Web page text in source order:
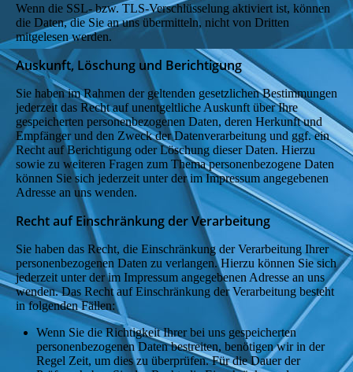
Wenn die SSL- bzw. TLS-Verschlüsselung aktiviert ist, können
die Daten, die Sie an uns übermitteln, nicht von Dritten
mitgelesen werden.
Auskunft, Löschung und Berichtigung
Sie haben im Rahmen der geltenden gesetzlichen Bestimmungen
jederzeit das Recht auf unentgeltliche Auskunft über Ihre
gespeicherten personenbezogenen Daten, deren Herkunft und
Empfänger und den Zweck der Datenverarbeitung und ggf. ein
Recht auf Berichtigung oder Löschung dieser Daten. Hierzu
sowie zu weiteren Fragen zum Thema personenbezogene Daten
können Sie sich jederzeit unter der im Impressum angegebenen
Adresse an uns wenden.
Recht auf Einschränkung der Verarbeitung
Sie haben das Recht, die Einschränkung der Verarbeitung Ihrer
personenbezogenen Daten zu verlangen. Hierzu können Sie sich
jederzeit unter der im Impressum angegebenen Adresse an uns
wenden. Das Recht auf Einschränkung der Verarbeitung besteht
in folgenden Fällen:
Wenn Sie die Richtigkeit Ihrer bei uns gespeicherten
personenbezogenen Daten bestreiten, benötigen wir in der
Regel Zeit, um dies zu überprüfen. Für die Dauer der